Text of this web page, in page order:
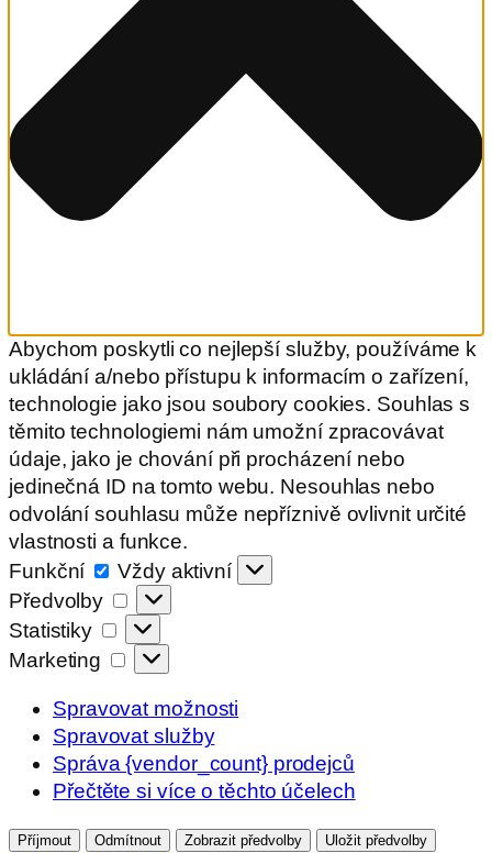
Abychom poskytli co nejlepší služby, používáme k
ukládání a/nebo přístupu k informacím o zařízení,
technologie jako jsou soubory cookies. Souhlas s
těmito technologiemi nám umožní zpracovávat
údaje, jako je chování při procházení nebo
jedinečná ID na tomto webu. Nesouhlas nebo
odvolání souhlasu může nepříznivě ovlivnit určité
vlastnosti a funkce.
Funkční
Funkční
Vždy aktivní
Předvolby
Předvolby
Statistiky
Statistiky
Marketing
Marketing
Spravovat možnosti
Spravovat služby
Správa {vendor_count} prodejců
Přečtěte si více o těchto účelech
Příjmout Odmítnout Zobrazit předvolby Uložit předvolby